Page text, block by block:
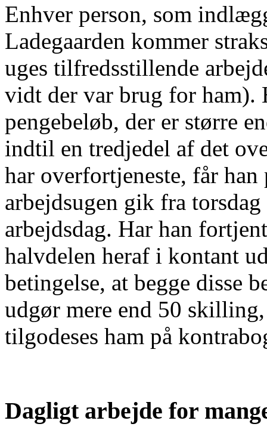
Enhver person, som
Ladegaarden kommer
uges tilfredsstillende
vidt der var brug for ham).
pengebeløb, der er større
indtil en tredjedel af det
har overfortjeneste, får
arbejdsugen gik fra
arbejdsdag. Har han
halvdelen heraf i kontant
betingelse, at begge disse
udgør mere end 50
tilgodeses ham på
Dagligt arbejde for